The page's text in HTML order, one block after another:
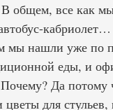
общем, все как
мы нашли уже по
еды, и
Да
цветы для